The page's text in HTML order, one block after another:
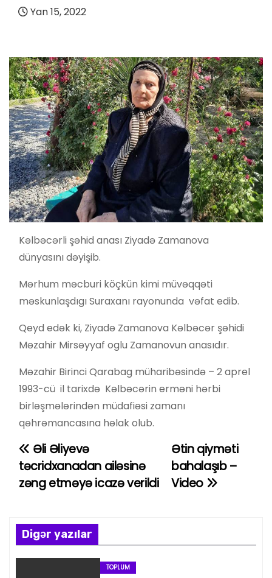
Yan 15, 2022
Kəlbəcərli şəhid anası Ziyadə Zamanova
dünyasını dəyişib.
Mərhum məcburi köçkün kimi müvəqqəti
məskunlaşdıgı Suraxanı rayonunda vəfat edib.
Qeyd edək ki, Ziyadə Zamanova Kəlbəcər şəhidi
Məzahir Mirsəyyaf oglu Zamanovun anasıdır.
Məzahir Birinci Qarabag müharibəsində – 2 aprel
1993-cü il tarixdə Kəlbəcərin erməni hərbi
birləşmələrindən müdafiəsi zamanı
qəhrəmancasına həlak olub.
Y
a
ı
n
Ətin qiyməti
bahalaşıb –
Video
Əli Əliyevə
təcridxanadan ailəsinə
zəng etməyə icazə verildi
Digər yazılar
TOPLUM